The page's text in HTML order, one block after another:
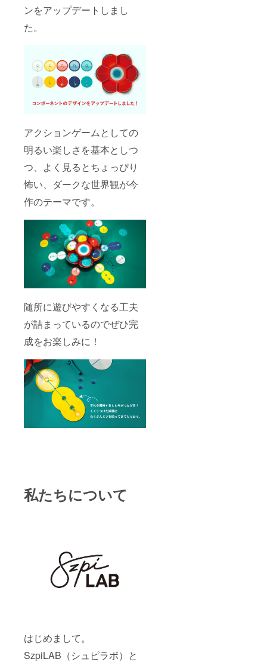
ンをアップデートしまし
た。
アクションゲームとしての
明るい楽しさを基本としつ
つ、よく見るとちょっぴり
怖い、ダークな世界観が今
作のテーマです。
随所に遊びやすくなる工夫
が詰まっているのでぜひ完
成をお楽しみに！
私たちについて
はじめまして。
SzpiLAB（シュピラボ）と